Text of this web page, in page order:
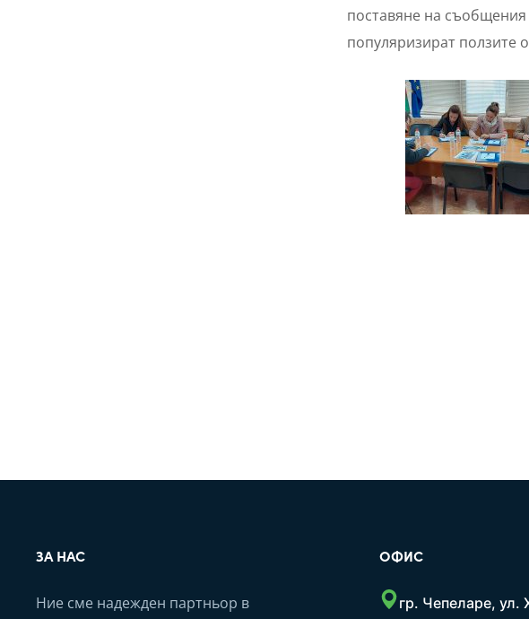
поставяне на
популяризират ползите
ЗА НАС
Ние сме надежден партньор в
ОФИС
гр. Чепеларе,